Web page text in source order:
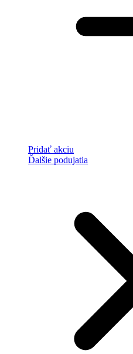
Pridať akciu
Ďalšie podujatia